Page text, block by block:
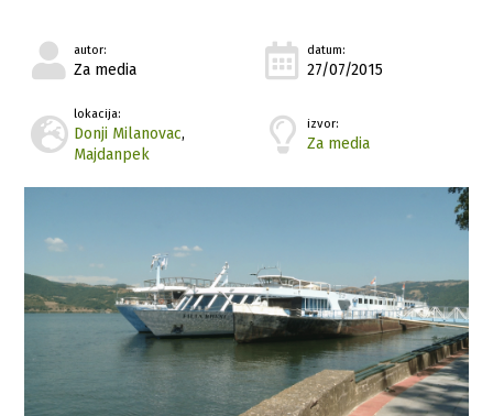
autor:
Za media
datum:
27/07/2015
lokacija:
Donji Milanovac,
Majdanpek
izvor:
Za media